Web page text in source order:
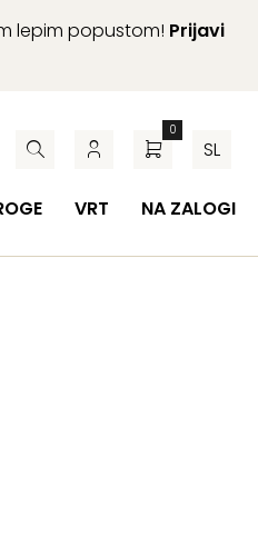
lepim popustom! Prijavi
0
SL
VRT NA ZALOGI